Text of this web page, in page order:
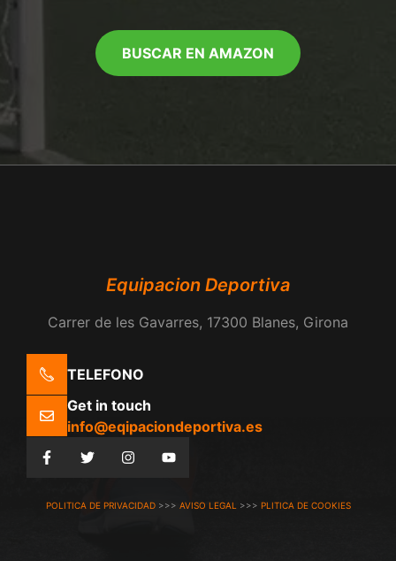
BUSCAR EN AMAZON
Equipacion Deportiva
Carrer de les Gavarres, 17300 Blanes, Girona
TELEFONO
Get in touch
info@eqipaciondeportiva.es
POLITICA DE PRIVACIDAD>>> AVISO LEGAL >>> PLITICA DE COOKIES